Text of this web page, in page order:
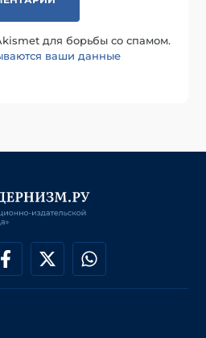
для борьбы со спамом.
ваши данные